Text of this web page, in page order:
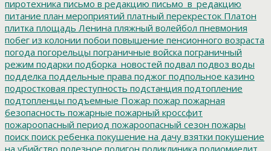
пиротехника письмо в редакцию письмо_в_редакцию
питание план мероприятий платный перекресток Платон
плитка площадь Ленина пляжный волейбол пневмония
побег из колонии побои повышение пенсионного возраста
погода погорельцы пограничные войска пограничный
режим подарки подборка_новостей подвал подвоз воды
подделка поддельные права поджог подпольное казино
подростковая преступность подстанция подтопление
подтопленцы подъемные Пожар пожар пожарная
безопасность пожарные пожарный кроссфит
пожароопасный период пожароопасный сезон пожары
поиск поиск ребенка покушение на дачу взятки покушение
на убийство полезное полигон поликлиника полиомиелит